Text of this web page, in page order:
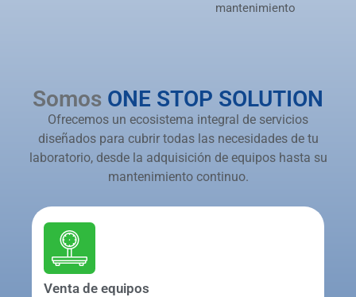
mantenimiento
Somos ONE STOP SOLUTION
Ofrecemos un ecosistema integral de servicios
diseñados para cubrir todas las necesidades de tu
laboratorio, desde la adquisición de equipos hasta su
mantenimiento continuo.
Venta de equipos